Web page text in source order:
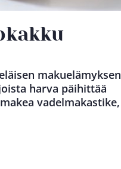
makuelämyksen
harva päihittää
vadelmakastike,